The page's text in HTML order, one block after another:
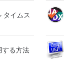
ドに制
度グラ
と、
プレイで
エミ
す。 PS2
トでき、
を実行し
ます。
などのサ
に直接接
Viewerに
イス間の
タイムス
する方法